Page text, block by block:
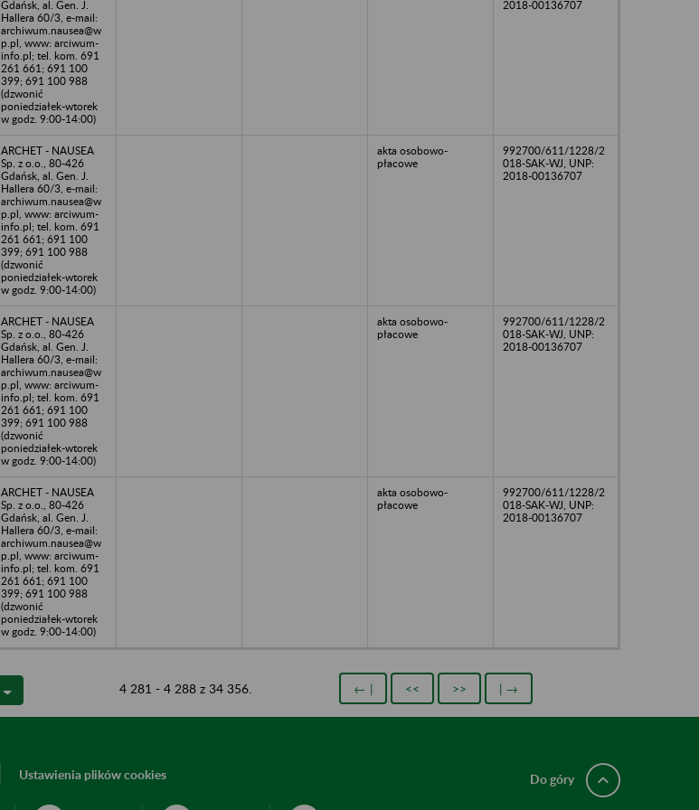
Gdańsk, al. Gen. J.
Hallera 60/3, e-mail:
archiwum.nausea@w
p.pl, www: arciwum-
info.pl; tel. kom. 691
261 661; 691 100
399; 691 100 988
(dzwonić
poniedziałek-wtorek
w godz. 9:00-14:00)
2018-00136707
ARCHET - NAUSEA
Sp. z o.o., 80-426
Gdańsk, al. Gen. J.
Hallera 60/3, e-mail:
archiwum.nausea@w
p.pl, www: arciwum-
info.pl; tel. kom. 691
261 661; 691 100
399; 691 100 988
(dzwonić
poniedziałek-wtorek
w godz. 9:00-14:00)
akta osobowo-
płacowe
992700/611/1228/2
018-SAK-WJ, UNP:
2018-00136707
ARCHET - NAUSEA
Sp. z o.o., 80-426
Gdańsk, al. Gen. J.
Hallera 60/3, e-mail:
archiwum.nausea@w
p.pl, www: arciwum-
info.pl; tel. kom. 691
261 661; 691 100
399; 691 100 988
(dzwonić
poniedziałek-wtorek
w godz. 9:00-14:00)
akta osobowo-
płacowe
992700/611/1228/2
018-SAK-WJ, UNP:
2018-00136707
ARCHET - NAUSEA
Sp. z o.o., 80-426
Gdańsk, al. Gen. J.
Hallera 60/3, e-mail:
archiwum.nausea@w
p.pl, www: arciwum-
info.pl; tel. kom. 691
261 661; 691 100
399; 691 100 988
(dzwonić
poniedziałek-wtorek
w godz. 9:00-14:00)
akta osobowo-
płacowe
992700/611/1228/2
018-SAK-WJ, UNP:
2018-00136707
4 281 - 4 288 z 34 356. ← | << >> | →
Ustawienia plików cookies Do góry